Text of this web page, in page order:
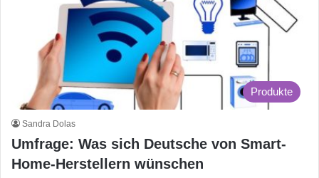
Produkte
Sandra Dolas
Umfrage: Was sich Deutsche von Smart-
Home-Herstellern wünschen